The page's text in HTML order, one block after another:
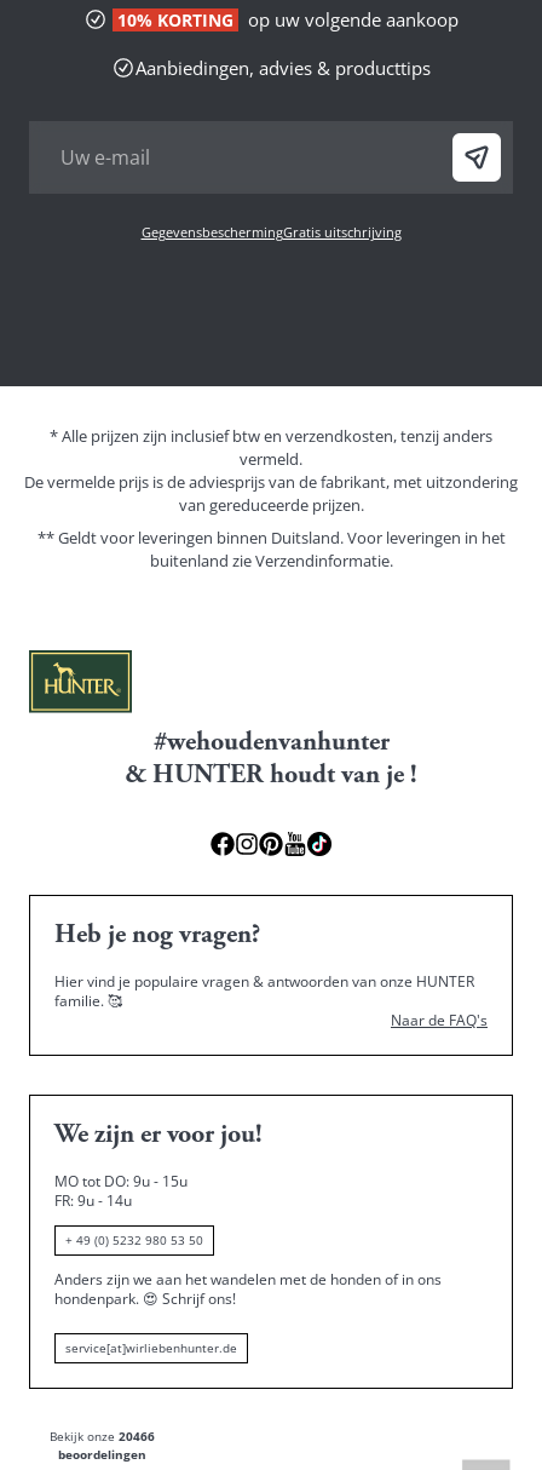
10% KORTING
op uw volgende aankoop
Aanbiedingen, advies & producttips
GegevensbeschermingGratis uitschrijving
* Alle prijzen zijn inclusief btw en verzendkosten, tenzij anders
vermeld.
De vermelde prijs is de adviesprijs van de fabrikant, met uitzondering
van gereduceerde prijzen.
** Geldt voor leveringen binnen Duitsland. Voor leveringen in het
buitenland zieVerzendinformatie.
#wehoudenvanhunter
& HUNTER houdt van je !
Heb je nog vragen?
Hier vind je populaire vragen & antwoorden van onze HUNTER
familie.🥰
Naar de FAQ's
We zijn er voor jou!
MO tot DO: 9u - 15u
FR: 9u - 14u
+ 49 (0) 5232 980 53 50
Anders zijn we aan het wandelen met de honden of in ons
hondenpark. 😍 Schrijf ons!
service[at]wirliebenhunter.de
Bekijk onze 20466
beoordelingen